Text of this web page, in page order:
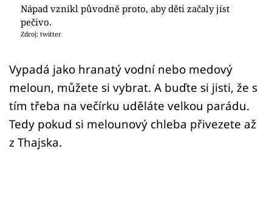
Přihlášení
Sledujte nás
Nápad vznikl původně proto, aby děti začaly jíst
pečivo.
Zdroj: twitter
Vypadá jako hranatý vodní nebo medový
meloun, můžete si vybrat. A buďte si jisti, že s
tím třeba na večírku uděláte velkou parádu.
Tedy pokud si melounový chleba přivezete až
z Thajska.